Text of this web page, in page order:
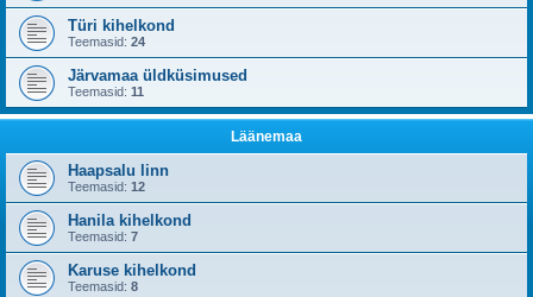
Türi kihelkond
Teemasid: 24
Järvamaa üldküsimused
Teemasid: 11
Läänemaa
Haapsalu linn
Teemasid: 12
Hanila kihelkond
Teemasid: 7
Karuse kihelkond
Teemasid: 8